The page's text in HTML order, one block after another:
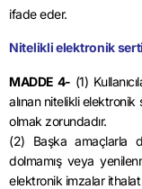
ifade eder.
Nitelikli elektronik
MADDE 4- (1)
alınan nitelikli
olmak zorundadır.
(2) Başka amaçlarla
dolmamış veya
elektronik imzalar ithalat